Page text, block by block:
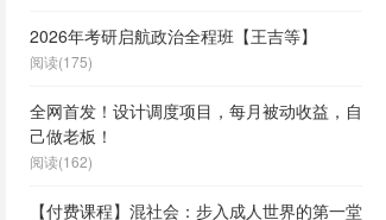
2026年考研启航政治全程班【王吉等】
阅读(175)
全网首发！设计调度项目，每月被动收益，自
己做老板！
阅读(162)
【付费课程】混社会：步入成人世界的第一堂